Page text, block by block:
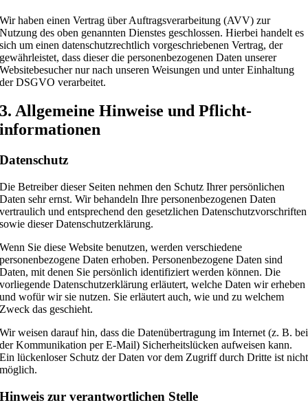
Wir haben einen Vertrag über Auftragsverarbeitung (AVV) zur
Nutzung des oben genannten Dienstes geschlossen. Hierbei handelt es
sich um einen datenschutzrechtlich vorgeschriebenen Vertrag, der
gewährleistet, dass dieser die personenbezogenen Daten unserer
Websitebesucher nur nach unseren Weisungen und unter Einhaltung
der DSGVO verarbeitet.
3. Allgemeine Hinweise und Pflicht­
informationen
Datenschutz
Die Betreiber dieser Seiten nehmen den Schutz Ihrer persönlichen
Daten sehr ernst. Wir behandeln Ihre personenbezogenen Daten
vertraulich und entsprechend den gesetzlichen Datenschutzvorschriften
sowie dieser Datenschutzerklärung.
Wenn Sie diese Website benutzen, werden verschiedene
personenbezogene Daten erhoben. Personenbezogene Daten sind
Daten, mit denen Sie persönlich identifiziert werden können. Die
vorliegende Datenschutzerklärung erläutert, welche Daten wir erheben
und wofür wir sie nutzen. Sie erläutert auch, wie und zu welchem
Zweck das geschieht.
Wir weisen darauf hin, dass die Datenübertragung im Internet (z. B. bei
der Kommunikation per E-Mail) Sicherheitslücken aufweisen kann.
Ein lückenloser Schutz der Daten vor dem Zugriff durch Dritte ist nicht
möglich.
Hinweis zur verantwortlichen Stelle